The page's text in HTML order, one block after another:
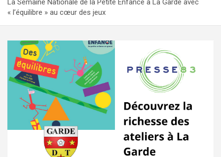
La Semaine Nationale de la Petite Enfance à La Garde avec
« l’équilibre » au cœur des jeux